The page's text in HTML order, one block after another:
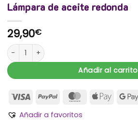
Lámpara de aceite redonda
29,90€
Lámpara de aceite redonda cantidad
Añadir al carrito
Añadir a favoritos